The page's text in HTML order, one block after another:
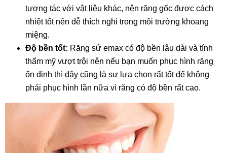
tương tác với vật liệu khác, nên răng gốc được cách
nhiệt tốt nên dễ thích nghi trong môi trường khoang
miệng.
Độ bền tốt: Răng sứ emax có độ bền lâu dài và tính
thẩm mỹ vượt trội nên nếu bạn muốn phục hình răng
ổn định thì đây cũng là sự lựa chọn rất tốt để không
phải phục hình lần nữa vì răng có độ bền rất cao.